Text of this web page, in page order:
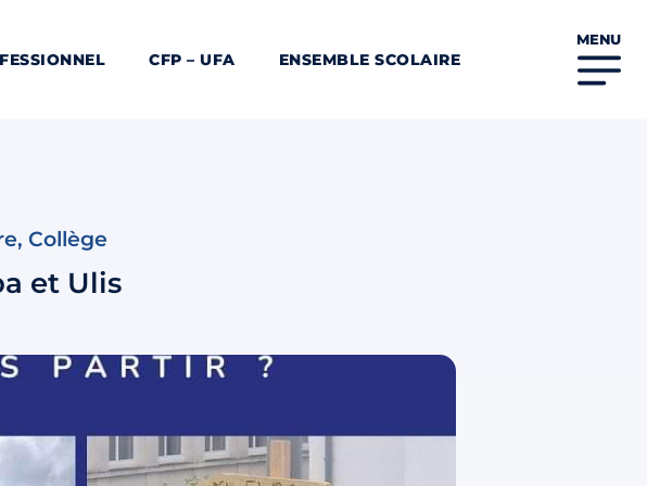
CFP – UFA ENSEMBLE SCOLAIRE
MENU
, Collège
et Ulis